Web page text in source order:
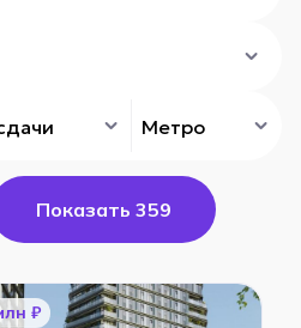
Метро
Показать 359
₽